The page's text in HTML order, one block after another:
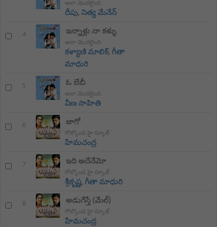
అలా మొదలైంది
దీపు,నిత్య మేనేన్
4 ఇన్నాళ్లు నా కళ్ళు
అలా మొదలైంది
కళ్యాణి మాలిక్,గీతా
మాధురి
5 ఓ బేబీ
అలా మొదలైంది
వీణ సాహితి
6 జాగో
గోల్కొండ హై స్కూల్
హేమచంద్ర
7 ఇది అదేనేమో
గోల్కొండ హై స్కూల్
శ్రీకృష్ణ,గీతా మాధురి
8 అడుగేస్తే (మేల్)
గోల్కొండ హై స్కూల్
హేమచంద్ర